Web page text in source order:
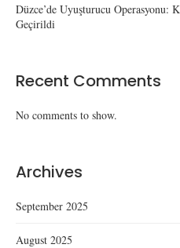
Düzce’de Uyuşturucu Operasyonu:
Geçirildi
Recent Comments
No comments to show.
Archives
September 2025
August 2025